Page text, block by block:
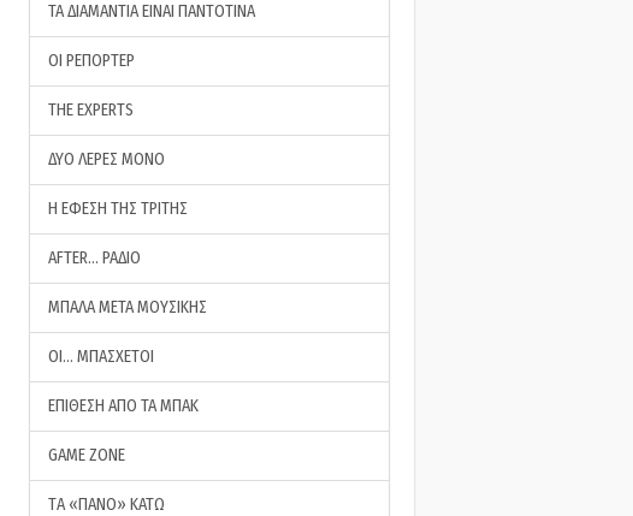
ΤΑ ΔΙΑΜΑΝΤΙΑ ΕΙΝΑΙ ΠΑΝΤΟΤΙΝΑ
ΟΙ ΡΕΠΟΡΤΕΡ
THE EXPERTS
ΔΥΟ ΛΕΡΕΣ ΜΟΝΟ
Η ΕΦΕΣΗ ΤΗΣ ΤΡΙΤΗΣ
AFTER… ΡΑΔΙΟ
ΜΠΑΛΑ ΜΕΤΑ ΜΟΥΣΙΚΗΣ
ΟΙ… ΜΠΑΣΧΕΤΟΙ
ΕΠΙΘΕΣΗ ΑΠΟ ΤΑ ΜΠΑΚ
GAME ZONE
ΤA «ΠΑΝΟ» ΚΑΤΩ